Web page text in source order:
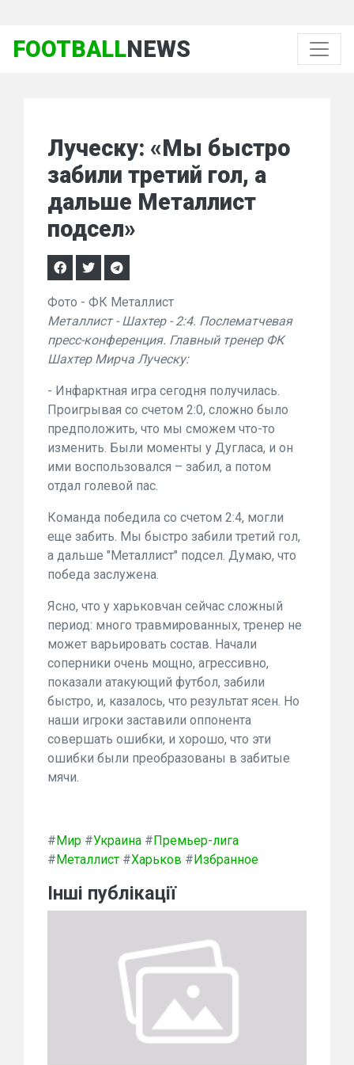
FOOTBALLNEWS
Луческу: «Мы быстро
забили третий гол, а
дальше Металлист
подсел»
Фото - ФК Металлист
Металлист - Шахтер - 2:4. Послематчевая
пресс-конференция. Главный тренер ФК
Шахтер Мирча Луческу:
- Инфарктная игра сегодня получилась.
Проигрывая со счетом 2:0, сложно было
предположить, что мы сможем что-то
изменить. Были моменты у Дугласа, и он
ими воспользовался – забил, а потом
отдал голевой пас.
Команда победила со счетом 2:4, могли
еще забить. Мы быстро забили третий гол,
а дальше "Металлист" подсел. Думаю, что
победа заслужена.
Ясно, что у харьковчан сейчас сложный
период: много травмированных, тренер не
может варьировать состав. Начали
соперники очень мощно, агрессивно,
показали атакующий футбол, забили
быстро, и, казалось, что результат ясен. Но
наши игроки заставили оппонента
совершать ошибки, и хорошо, что эти
ошибки были преобразованы в забитые
мячи.
#Мир #Украина #Премьер-лига
#Металлист #Харьков #Избранное
Інші публікації